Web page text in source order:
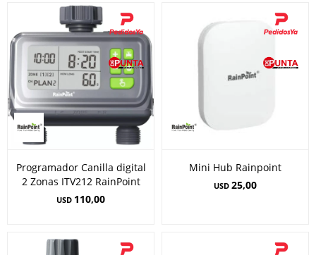
Programador Canilla digital
2 Zonas ITV212 RainPoint
USD 110,00
Mini Hub Rainpoint
USD 25,00